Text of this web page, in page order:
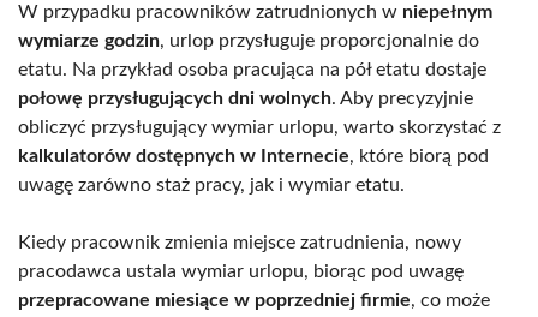
W przypadku pracowników zatrudnionych w niepełnym
wymiarze godzin, urlop przysługuje proporcjonalnie do
etatu. Na przykład osoba pracująca na pół etatu dostaje
połowę przysługujących dni wolnych. Aby precyzyjnie
obliczyć przysługujący wymiar urlopu, warto skorzystać z
kalkulatorów dostępnych w Internecie, które biorą pod
uwagę zarówno staż pracy, jak i wymiar etatu.
Kiedy pracownik zmienia miejsce zatrudnienia, nowy
pracodawca ustala wymiar urlopu, biorąc pod uwagę
przepracowane miesiące w poprzedniej firmie, co może